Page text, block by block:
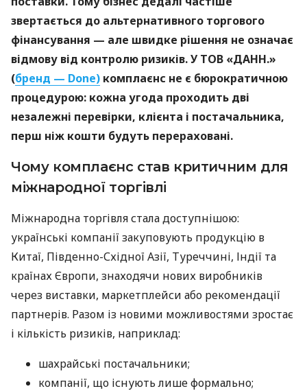
звертається до альтернативного торгового
фінансування — але швидке рішення не означає
відмову від контролю ризиків. У ТОВ «ДАНН.»
(бренд — Done) комплаєнс не є бюрократичною
процедурою: кожна угода проходить дві
незалежні перевірки, клієнта і постачальника,
перш ніж кошти будуть перераховані.
Чому комплаєнс став критичним для
міжнародної торгівлі
Міжнародна торгівля стала доступнішою:
українські компанії закуповують продукцію в
Китаї, Південно-Східної Азії, Туреччині, Індії та
країнах Європи, знаходячи нових виробників
через виставки, маркетплейси або рекомендації
партнерів. Разом із новими можливостями зростає
і кількість ризиків, наприклад:
шахрайські постачальники;
компанії, що існують лише формально;